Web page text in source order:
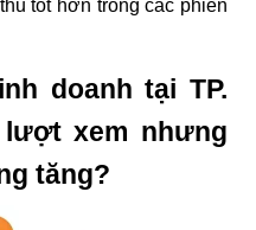
tốt hơn trong các phiên
doanh tại TP.
xem nhưng
tăng?